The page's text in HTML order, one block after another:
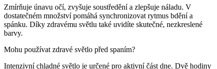
Zmírňuje únavu očí, zvyšuje soustředění a zlepšuje náladu. V
dostatečném množství pomáhá synchronizovat rytmus bdění a
spánku. Díky zdravému světlu také uvidíte skutečné, nezkreslené
barvy.
Mohu používat zdravé světlo před spaním?
Intenzivní chladné světlo je určené pro aktivní část dne. Dvě hodiny